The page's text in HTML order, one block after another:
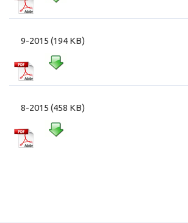
9-2015 (194 KB)
8-2015 (458 KB)